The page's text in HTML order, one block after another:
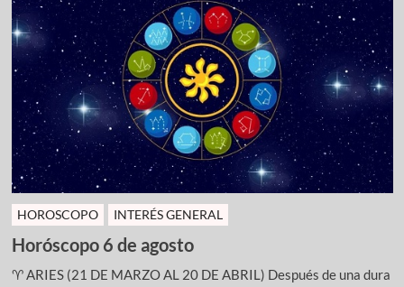
HOROSCOPO INTERÉS GENERAL
Horóscopo 6 de agosto
♈ ARIES (21 DE MARZO AL 20 DE ABRIL) Después de una dura